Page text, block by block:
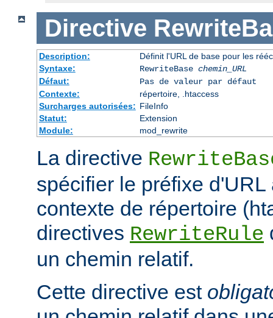
Directive
Description:
Définit l'URL de base pour les
Syntaxe:
RewriteBase chemin_URL
Défaut:
Pas de valeur par défaut
Contexte:
répertoire, .htaccess
Surcharges autorisées: FileInfo
Statut:
Extension
Module:
mod_rewrite
La directive
spécifier le préfixe
contexte de répertoire
directives RewriteRule
un chemin relatif.
Cette directive est